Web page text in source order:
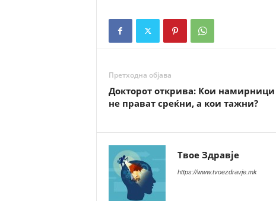
Претходна објава
Докторот открива: Кои намирници
не прават среќни, а кои тажни?
Твое Здравје
https://www.tvoezdravje.mk